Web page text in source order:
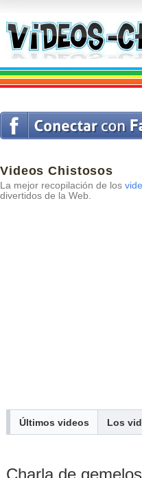
Videos Chistosos
La mejor recopilación de los
divertidos de la Web.
Últimos videos Los
Charla de gemelos